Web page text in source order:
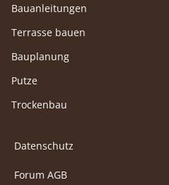
Bauanleitungen
Terrasse bauen
Bauplanung
Putze
Trockenbau
Datenschutz
Forum AGB